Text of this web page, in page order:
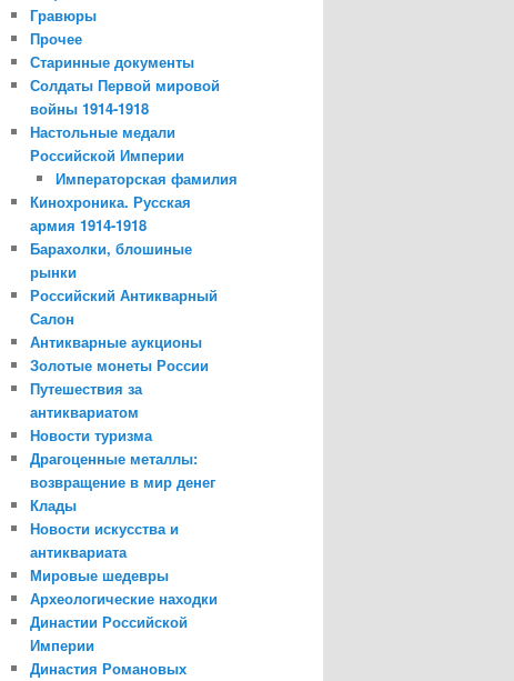
Гравюры
Прочее
Старинные документы
Солдаты Первой мировой
войны 1914-1918
Настольные медали
Российской Империи
Императорская фамилия
Кинохроника. Русская
армия 1914-1918
Барахолки, блошиные
рынки
Российский Антикварный
Салон
Антикварные аукционы
Золотые монеты России
Путешествия за
антиквариатом
Новости туризма
Драгоценные металлы:
возвращение в мир денег
Клады
Новости искусства и
антиквариата
Мировые шедевры
Археологические находки
Династии Российской
Империи
Династия Романовых